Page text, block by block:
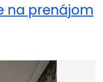
na prenájom